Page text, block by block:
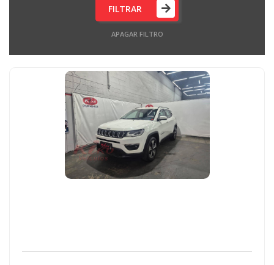
FILTRAR
APAGAR FILTRO